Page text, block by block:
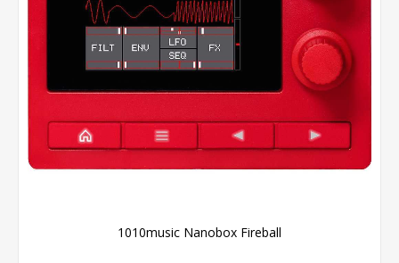
1010music Nanobox Fireball